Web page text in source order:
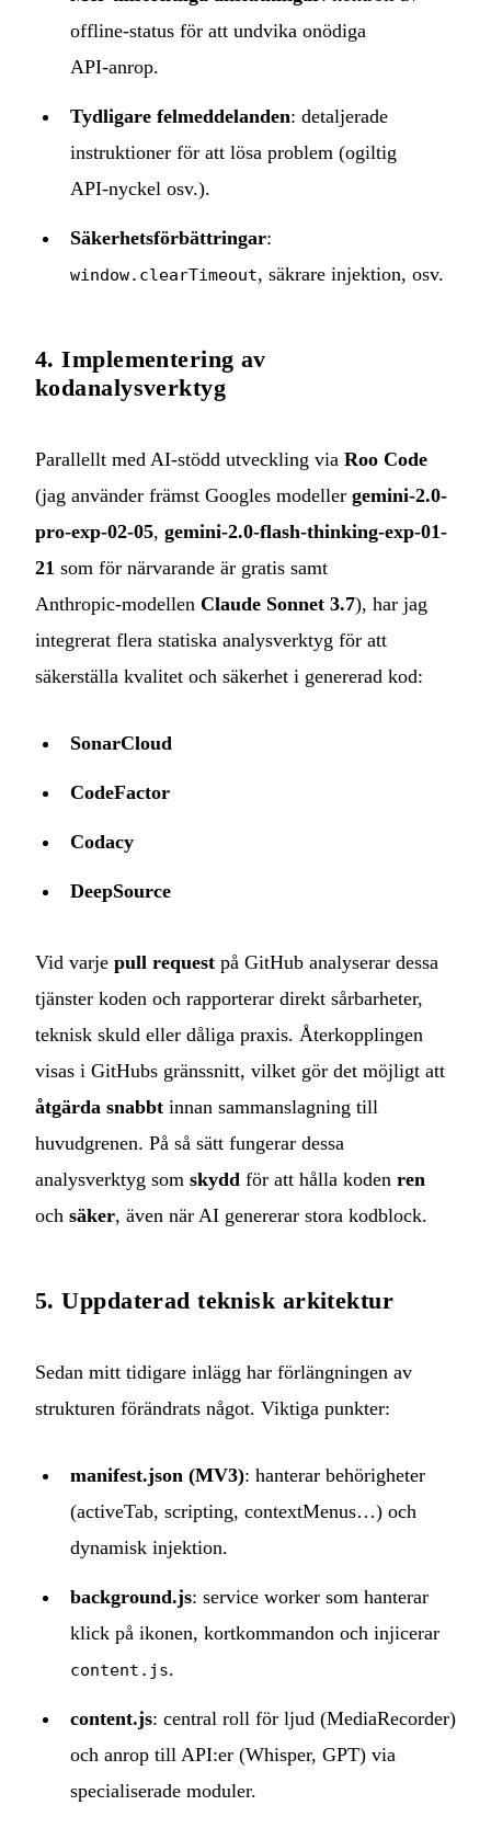
offline‑status för att undvika onödiga
API‑anrop.
Tydligare felmeddelanden: detaljerade
instruktioner för att lösa problem (ogiltig
API‑nyckel osv.).
Säkerhetsförbättringar:
window.clearTimeout, säkrare injektion, osv.
4. Implementering av
kodanalysverktyg
Parallellt med AI‑stödd utveckling via Roo Code
(jag använder främst Googles modeller gemini-2.0-
pro-exp-02-05, gemini-2.0-flash-thinking-exp-01-
21 som för närvarande är gratis samt
Anthropic‑modellen Claude Sonnet 3.7), har jag
integrerat flera statiska analysverktyg för att
säkerställa kvalitet och säkerhet i genererad kod:
SonarCloud
CodeFactor
Codacy
DeepSource
Vid varje pull request på GitHub analyserar dessa
tjänster koden och rapporterar direkt sårbarheter,
teknisk skuld eller dåliga praxis. Återkopplingen
visas i GitHubs gränssnitt, vilket gör det möjligt att
åtgärda snabbt innan sammanslagning till
huvudgrenen. På så sätt fungerar dessa
analysverktyg som skydd för att hålla koden ren
och säker, även när AI genererar stora kodblock.
5. Uppdaterad teknisk arkitektur
Sedan mitt tidigare inlägg har förlängningen av
strukturen förändrats något. Viktiga punkter:
manifest.json (MV3): hanterar behörigheter
(activeTab, scripting, contextMenus…) och
dynamisk injektion.
background.js: service worker som hanterar
klick på ikonen, kortkommandon och injicerar
content.js.
content.js: central roll för ljud (MediaRecorder)
och anrop till API:er (Whisper, GPT) via
specialiserade moduler.